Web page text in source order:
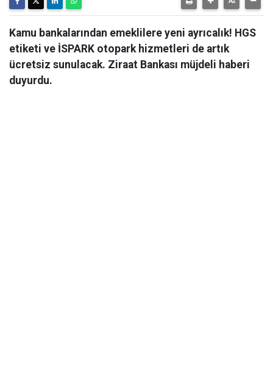
Kamu bankalarından emeklilere yeni ayrıcalık! HGS
etiketi ve İSPARK otopark hizmetleri de artık
ücretsiz sunulacak. Ziraat Bankası müjdeli haberi
duyurdu.